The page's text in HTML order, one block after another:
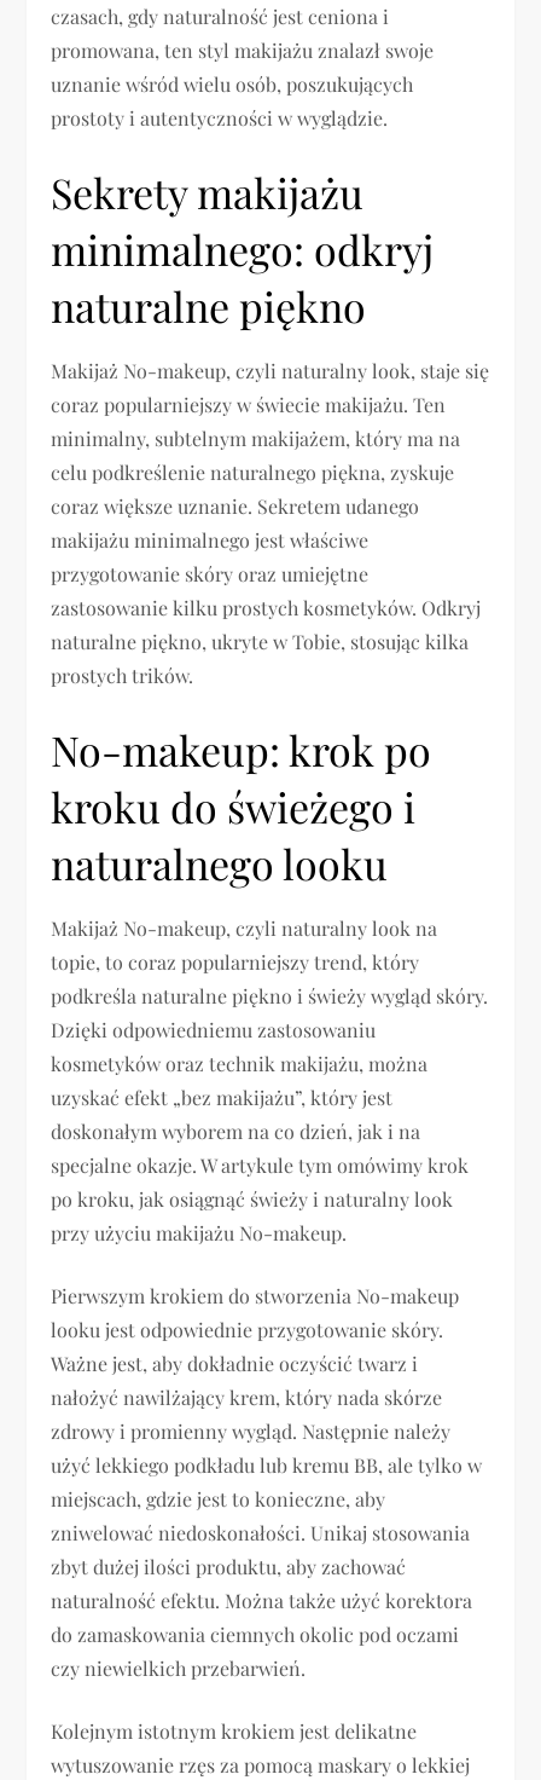
czasach, gdy naturalność jest ceniona i
promowana, ten styl makijażu znalazł swoje
uznanie wśród wielu osób, poszukujących
prostoty i autentyczności w wyglądzie.
Sekrety makijażu
minimalnego: odkryj
naturalne piękno
Makijaż No-makeup, czyli naturalny look, staje się
coraz popularniejszy w świecie makijażu. Ten
minimalny, subtelnym makijażem, który ma na
celu podkreślenie naturalnego piękna, zyskuje
coraz większe uznanie. Sekretem udanego
makijażu minimalnego jest właściwe
przygotowanie skóry oraz umiejętne
zastosowanie kilku prostych kosmetyków. Odkryj
naturalne piękno, ukryte w Tobie, stosując kilka
prostych trików.
No-makeup: krok po
kroku do świeżego i
naturalnego looku
Makijaż No-makeup, czyli naturalny look na
topie, to coraz popularniejszy trend, który
podkreśla naturalne piękno i świeży wygląd skóry.
Dzięki odpowiedniemu zastosowaniu
kosmetyków oraz technik makijażu, można
uzyskać efekt „bez makijażu”, który jest
doskonałym wyborem na co dzień, jak i na
specjalne okazje. W artykule tym omówimy krok
po kroku, jak osiągnąć świeży i naturalny look
przy użyciu makijażu No-makeup.
Pierwszym krokiem do stworzenia No-makeup
looku jest odpowiednie przygotowanie skóry.
Ważne jest, aby dokładnie oczyścić twarz i
nałożyć nawilżający krem, który nada skórze
zdrowy i promienny wygląd. Następnie należy
użyć lekkiego podkładu lub kremu BB, ale tylko w
miejscach, gdzie jest to konieczne, aby
zniwelować niedoskonałości. Unikaj stosowania
zbyt dużej ilości produktu, aby zachować
naturalność efektu. Można także użyć korektora
do zamaskowania ciemnych okolic pod oczami
czy niewielkich przebarwień.
Kolejnym istotnym krokiem jest delikatne
wytuszowanie rzęs za pomocą maskary o lekkiej